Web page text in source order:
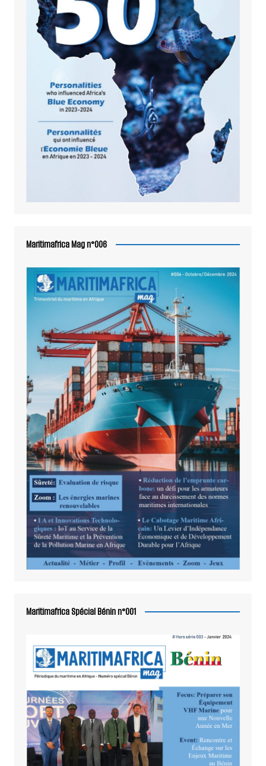
Maritimafrica Mag n°006
Maritimafrica Spécial Bénin n°001